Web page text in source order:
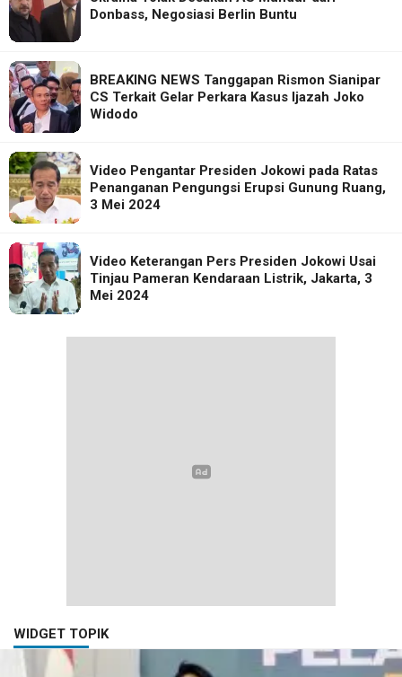
Donbass, Negosiasi Berlin Buntu
BREAKING NEWS Tanggapan Rismon Sianipar
CS Terkait Gelar Perkara Kasus Ijazah Joko
Widodo
Video Pengantar Presiden Jokowi pada Ratas
Penanganan Pengungsi Erupsi Gunung Ruang,
3 Mei 2024
Video Keterangan Pers Presiden Jokowi Usai
Tinjau Pameran Kendaraan Listrik, Jakarta, 3
Mei 2024
WIDGET TOPIK